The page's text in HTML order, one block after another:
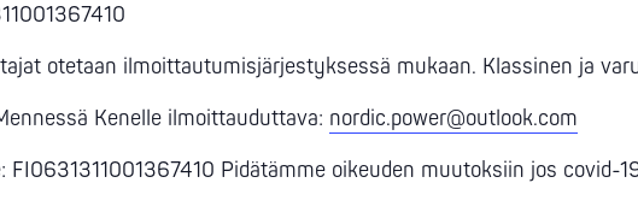
otetaan ilmoittautumisjärjestyksessä mukaan. Klassinen ja
Kenelle ilmoittauduttava: nordic.power@outlook.com
Pidätämme oikeuden muutoksiin jos covid-